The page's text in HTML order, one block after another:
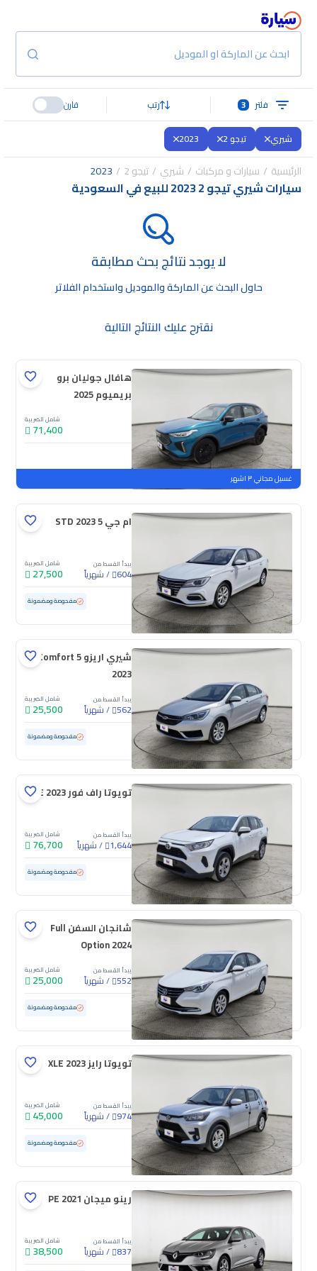
ابحث عن الماركة او الموديل
فلتر 3 رتب قارن
شيري تيجو 2 2023
الرئيسية سيارات و مركبات شيري تيجو 2 2023
سيارات شيري تيجو 2 2023 للبيع في السعودية
لا يوجد نتائج بحث مطابقة
حاول البحث عن الماركة والموديل واستخدام الفلاتر
نقترح عليك النتائج التالية
هافال جوليان برو
بريميوم 2025
شامل الضريبة
71,400
جديدة
ملوحة
غسيل مجاني ٣ اشهر
ام جي 5 STD 2023
يبدأ القسط من
604
/شهرياً
شامل الضريبة
27,500
مستعملة 82,446 كم مفحوصة ومضمونة
شيري اريزو 5 Comfort
2023
يبدأ القسط من
562
/شهرياً
شامل الضريبة
25,500
مستعملة 130,491 كم مفحوصة ومضمونة
تويوتا راف فور LE 2023
يبدأ القسط من
1,644
/شهرياً
شامل الضريبة
76,700
مستعملة 163,845 كم مفحوصة ومضمونة
شانجان السفن Full
Option 2024
يبدأ القسط من
552
/شهرياً
شامل الضريبة
25,000
مستعملة 107,199 كم مفحوصة ومضمونة
تويوتا رايز XLE 2023
يبدأ القسط من
974
/شهرياً
شامل الضريبة
45,000
مستعملة 157,689 كم مفحوصة ومضمونة
رينو ميجان PE 2021
يبدأ القسط من
837
/شهرياً
شامل الضريبة
38,500